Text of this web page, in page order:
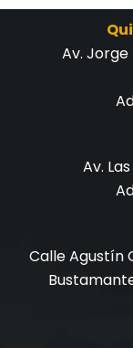
Av. Jorge
Av.
Calle Agustín